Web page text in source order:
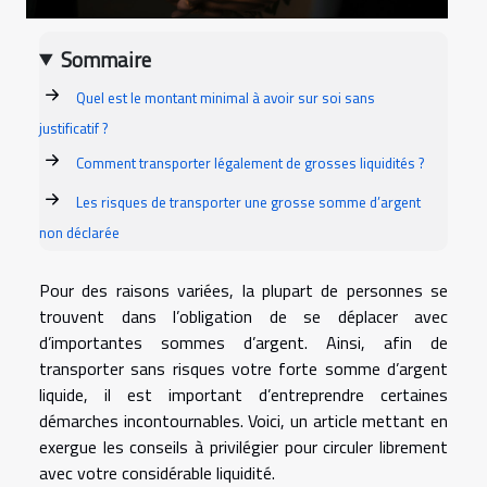
Sommaire
Quel est le montant minimal à avoir sur soi sans
justificatif ?
Comment transporter légalement de grosses liquidités ?
Les risques de transporter une grosse somme d’argent
non déclarée
Pour des raisons variées, la plupart de personnes se
trouvent dans l’obligation de se déplacer avec
d’importantes sommes d’argent. Ainsi, afin de
transporter sans risques votre forte somme d’argent
liquide, il est important d’entreprendre certaines
démarches incontournables. Voici, un article mettant en
exergue les conseils à privilégier pour circuler librement
avec votre considérable liquidité.